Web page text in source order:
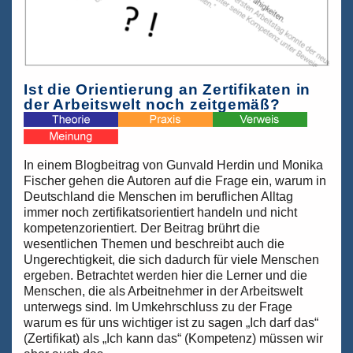
Ist die Orientierung an Zertifikaten in
der Arbeitswelt noch zeitgemäß?
In einem Blogbeitrag von Gunvald Herdin und Monika
Fischer gehen die Autoren auf die Frage ein, warum in
Deutschland die Menschen im beruflichen Alltag
immer noch zertifikatsorientiert handeln und nicht
kompetenzorientiert. Der Beitrag brührt die
wesentlichen Themen und beschreibt auch die
Ungerechtigkeit, die sich dadurch für viele Menschen
ergeben. Betrachtet werden hier die Lerner und die
Menschen, die als Arbeitnehmer in der Arbeitswelt
unterwegs sind. Im Umkehrschluss zu der Frage
warum es für uns wichtiger ist zu sagen „Ich darf das“
(Zertifikat) als „Ich kann das“ (Kompetenz) müssen wir